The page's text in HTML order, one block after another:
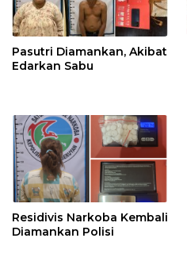
Pasutri Diamankan, Akibat
Edarkan Sabu
Residivis Narkoba Kembali
Diamankan Polisi